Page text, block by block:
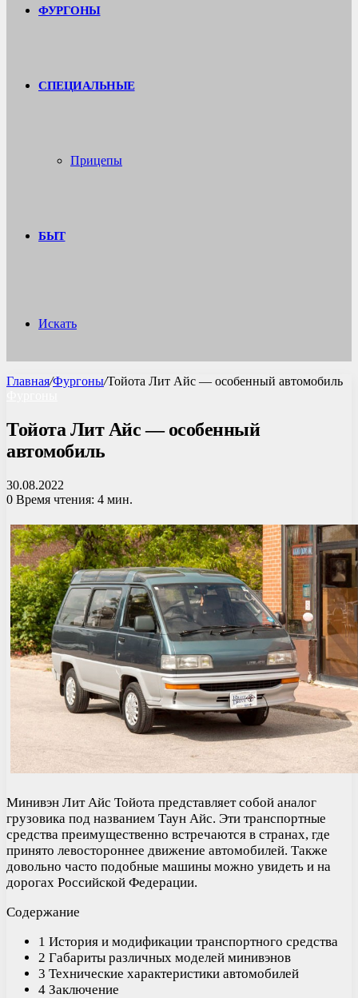
ФУРГОНЫ
СПЕЦИАЛЬНЫЕ
Прицепы
БЫТ
Искать
Главная/Фургоны/Тойота Лит Айс — особенный автомобиль
Тойота Лит Айс — особенный
автомобиль
30.08.2022
0 Время чтения: 4 мин.
Минивэн Лит Айс Тойота представляет собой аналог
грузовика под названием Таун Айс. Эти транспортные
средства преимущественно встречаются в странах, где
принято левостороннее движение автомобилей. Также
довольно часто подобные машины можно увидеть и на
дорогах Российской Федерации.
Содержание
1 История и модификации транспортного средства
2 Габариты различных моделей минивэнов
3 Технические характеристики автомобилей
4 Заключение